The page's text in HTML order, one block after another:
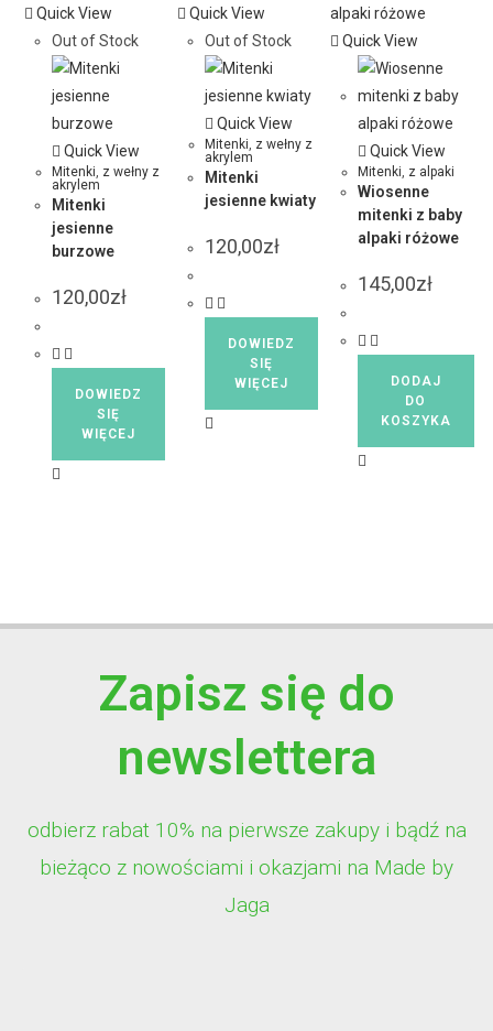
Quick View
Out of Stock
Quick View
Mitenki, z wełny z
akrylem
Mitenki
jesienne
burzowe
120,00zł
DOWIEDZ
SIĘ
WIĘCEJ
Quick View
Out of Stock
Quick View
Mitenki, z wełny z
akrylem
Mitenki
jesienne kwiaty
120,00zł
DOWIEDZ
SIĘ
WIĘCEJ
Quick View
Quick View
Mitenki, z alpaki
Wiosenne
mitenki z baby
alpaki różowe
145,00zł
DODAJ
DO
KOSZYKA
Zapisz się do
newslettera
odbierz rabat 10% na pierwsze zakupy i bądź na
bieżąco z nowościami i okazjami na Made by
Jaga